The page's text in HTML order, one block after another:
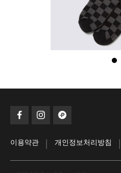
이용약관 | 개인정보처리방침 |